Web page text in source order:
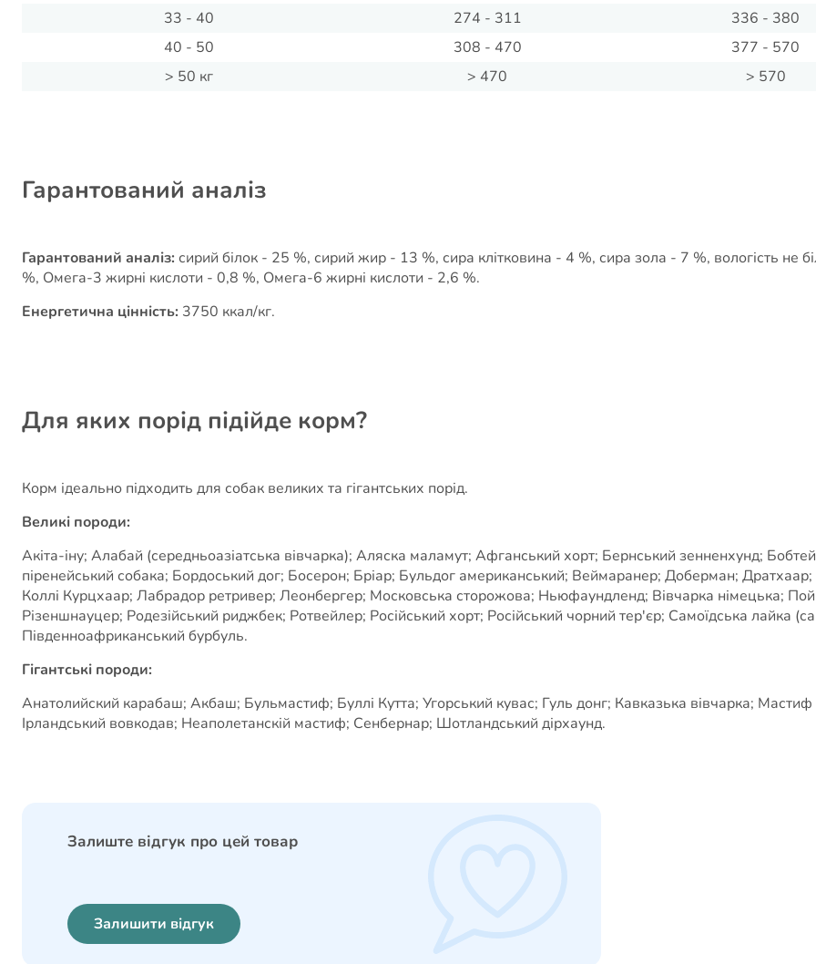
33 - 40
274 - 311
336 - 380
40 - 50
308 - 470
377 - 570
> 50 кг
> 470 > 570
Гарантований аналіз
Гарантований аналіз: сирий білок - 25 %, сирий жир - 13 %, сира клітковина - 4 %, сира зола - 7 %, вологість
%, Омега-3 жирні кислоти - 0,8 %, Омега-6 жирні кислоти - 2,6 %.
Енергетична цінність: 3750 ккал/кг.
Для яких порід підійде корм?
Корм ідеально підходить для собак великих та гігантських порід.
Великі породи:
Акіта-іну; Алабай (середньоазіатська вівчарка); Аляска маламут; Афганський хорт; Бернський зенненхунд;
піренейський собака; Бордоський дог; Босерон; Бріар; Бульдог американський; Веймаранер; Доберман;
Коллі Курцхаар; Лабрадор ретривер; Леонбергер; Московська сторожова; Ньюфаундленд; Вівчарка німецька;
Різеншнауцер; Родезійський риджбек; Ротвейлер; Російський хорт; Російський чорний тер'єр; Самоїдська лайка
Південноафриканський бурбуль.
Гігантські породи:
Анатолийский карабаш; Акбаш; Бульмастиф; Буллі Кутта; Угорський кувас; Гуль донг; Кавказька вівчарка;
Ірландський вовкодав; Неаполетанскій мастиф; Сенбернар; Шотландський дірхаунд.
Залиште відгук про цей товар
Залишити відгук